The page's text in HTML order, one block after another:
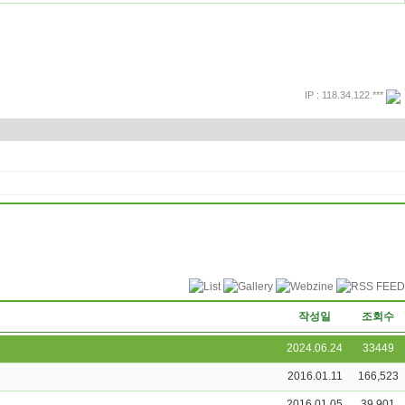
IP : 118.34.122.***
작성일 조회수
2024.06.24 33449
2016.01.11 166,523